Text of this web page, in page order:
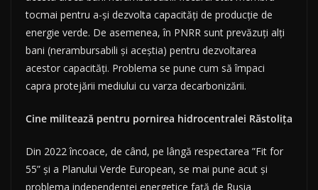
tocmai pentru a-și dezvolta capacități de producție de
energie verde. De asemenea, în PNRR sunt prevăzuți alți
bani (nerambursabili și aceștia) pentru dezvoltarea
acestor capacități. Problema se pune cum să împaci
capra protejării mediului cu varza decarbonizării.
Cine militează pentru pornirea hidrocentralei Răstolița
Din 2022 încoace, de când, pe lângă respectarea ”Fit for
55” și a Planului Verde European, se mai pune acut și
problema independenței energetice față de Rusia